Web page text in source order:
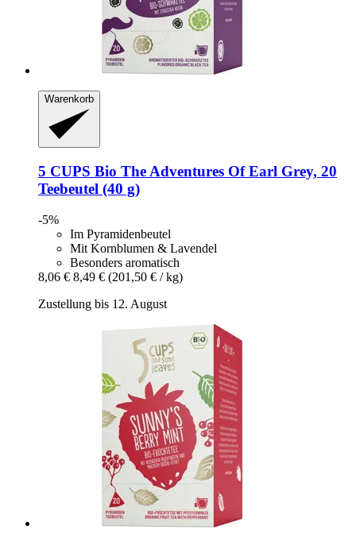
Warenkorb
5 CUPS Bio The Adventures Of Earl Grey, 20
Teebeutel (40 g)
-5%
Im Pyramidenbeutel
Mit Kornblumen & Lavendel
Besonders aromatisch
8,06 € 8,49 € (201,50 € / kg)
Zustellung bis 12. August